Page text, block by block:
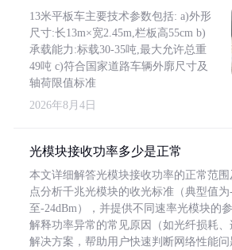
13米平板车主要技术参数包括: a)外形
尺寸:长13m×宽2.45m,栏板高55cm b)
承载能力:标载30-35吨,最大允许总重
49吨 c)符合国家道路车辆外廓尺寸及
轴荷限值标准
2026年8月4日
光模块接收功率多少是正常
本文详细解答光模块接收功率的正常范
点分析千兆光模块的收光标准（典型值为
至-24dBm），并提供不同速率光模块的
解释功率异常的常见原因（如光纤损耗、
解决方案，帮助用户快速判断网络性能问